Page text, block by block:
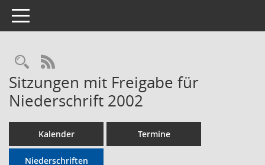
Toggle navigation
Rechercheauswahl
RSS-Feed
Sitzungen mit Freigabe für
Niederschrift 2002
Kalender Termine
Niederschriften